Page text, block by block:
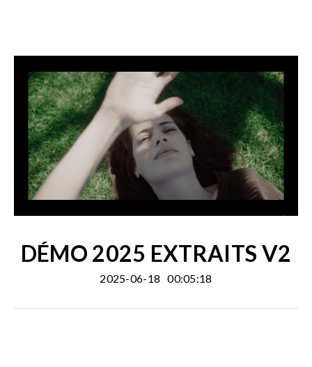
DÉMO 2025 EXTRAITS V2
2025-06-18 00:05:18